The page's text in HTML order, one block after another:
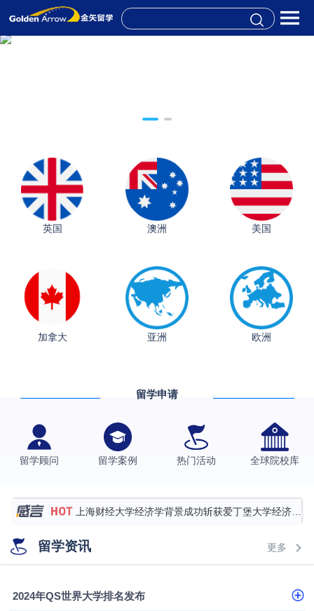
英国 澳洲 美国
加拿大 亚洲 欧洲
留学申请
留学顾问 留学案例 热门活动 全球院校库
格拉斯哥大学国际商务硕士录取案例
伯明翰大学数字媒体与创意产业硕士录取案例
Offer
上海财经大学经济学背景成功斩获爱丁堡大学经济学
硕士录取
数学背景的他，靠“供应链”故事敲开哥大、宾大之门
专科逆袭伦敦大学学院UCL录取案例解析
留学资讯 更多
2024年QS世界大学排名发布